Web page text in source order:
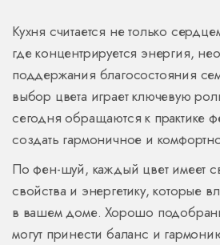
Кухня считается не только
где концентрируется энергия,
поддержания благосостояния
выбор цвета играет ключевую
сегодня обращаются к практике
создать гармоничное и
По фен-шуй, каждый цвет имеет
свойства и энергетику, которые
в вашем доме. Хорошо
могут принести баланс и